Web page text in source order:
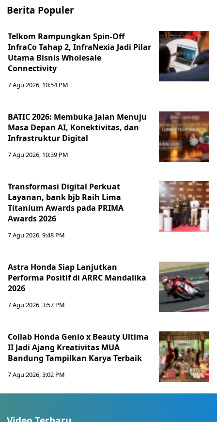
Berita Populer
Telkom Rampungkan Spin-Off
InfraCo Tahap 2, InfraNexia Jadi Pilar
Utama Bisnis Wholesale
Connectivity
7 Agu 2026, 10:54 PM
BATIC 2026: Membuka Jalan Menuju
Masa Depan AI, Konektivitas, dan
Infrastruktur Digital
7 Agu 2026, 10:39 PM
Transformasi Digital Perkuat
Layanan, bank bjb Raih Lima
Titanium Awards pada PRIMA
Awards 2026
7 Agu 2026, 9:48 PM
Astra Honda Siap Lanjutkan
Performa Positif di ARRC Mandalika
2026
7 Agu 2026, 3:57 PM
Collab Honda Genio x Beauty Ultima
II Jadi Ajang Kreativitas MUA
Bandung Tampilkan Karya Terbaik
7 Agu 2026, 3:02 PM